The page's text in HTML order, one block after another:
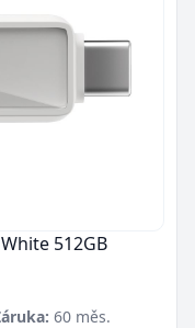
512GB
60 měs.